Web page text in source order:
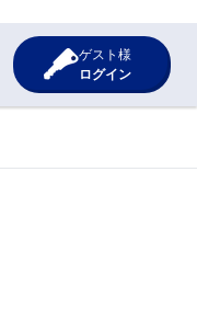
ゲスト様
ログイン